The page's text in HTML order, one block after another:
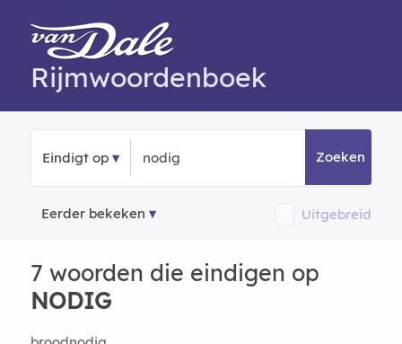
Rijmwoordenboek
Eindigt op Zoeken
Eerder bekeken Uitgebreid
7 woorden die eindigen op
NODIG